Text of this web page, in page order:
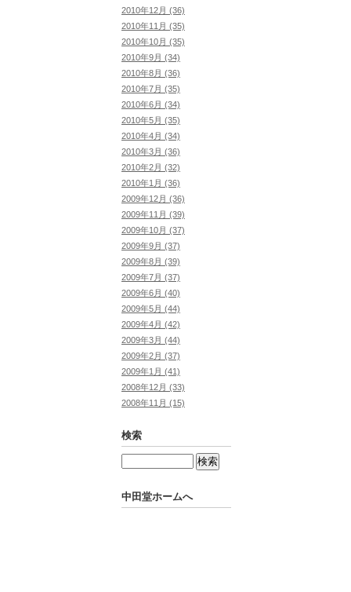
2010年12月 (36)
2010年11月 (35)
2010年10月 (35)
2010年9月 (34)
2010年8月 (36)
2010年7月 (35)
2010年6月 (34)
2010年5月 (35)
2010年4月 (34)
2010年3月 (36)
2010年2月 (32)
2010年1月 (36)
2009年12月 (36)
2009年11月 (39)
2009年10月 (37)
2009年9月 (37)
2009年8月 (39)
2009年7月 (37)
2009年6月 (40)
2009年5月 (44)
2009年4月 (42)
2009年3月 (44)
2009年2月 (37)
2009年1月 (41)
2008年12月 (33)
2008年11月 (15)
検索
中田堂ホームへ